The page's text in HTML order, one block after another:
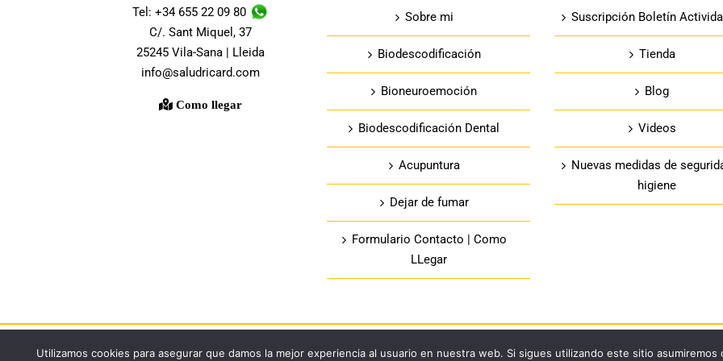
Tel: +34 655 22 09 80
C/. Sant Miquel, 37
25245 Vila-Sana | Lleida
info@saludricard.com
Como llegar
Sobre mi
Biodescodificación
Bioneuroemoción
Biodescodificación Dental
Acupuntura
Dejar de fumar
Formulario Contacto | Como
LLegar
Suscripción Boletín
Tienda
Blog
Videos
Nuevas medidas de
higiene
© Copyright 2018 -2026 |Salud Ricard| All Rights Reserved |Política de privacidad|Aviso legal|Política de cookies |Política de devoluciones
Utilizamos cookies para asegurar que damos la mejor experiencia al usuario en nuestra web. Si sigues utilizando este sitio asumiremos